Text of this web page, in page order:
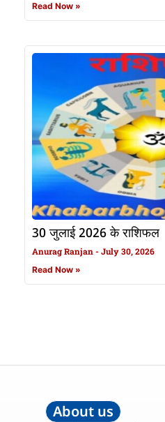
Read Now »
30 जुलाई 2026 के राशिफल
Anurag Ranjan July 30, 2026
Read Now »
About us